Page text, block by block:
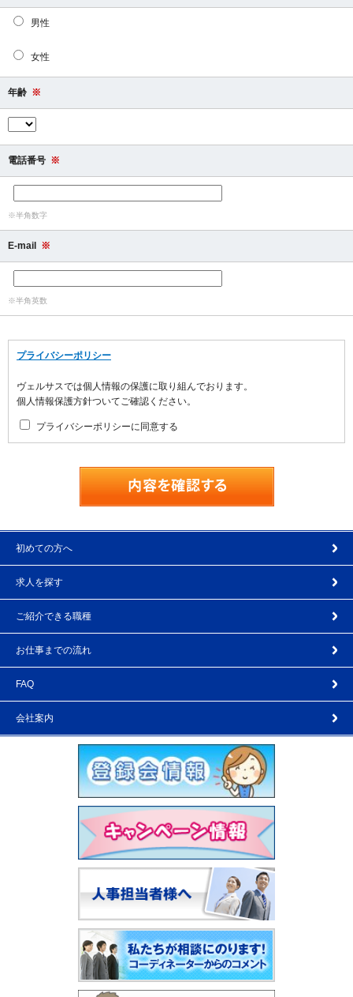
男性
女性
年齢 ※
電話番号 ※
※半角数字
E-mail ※
※半角英数
プライバシーポリシー
ヴェルサスでは個人情報の保護に取り組んでおります。
個人情報保護方針ついてご確認ください。
プライバシーポリシーに同意する
初めての方へ
求人を探す
ご紹介できる職種
お仕事までの流れ
FAQ
会社案内